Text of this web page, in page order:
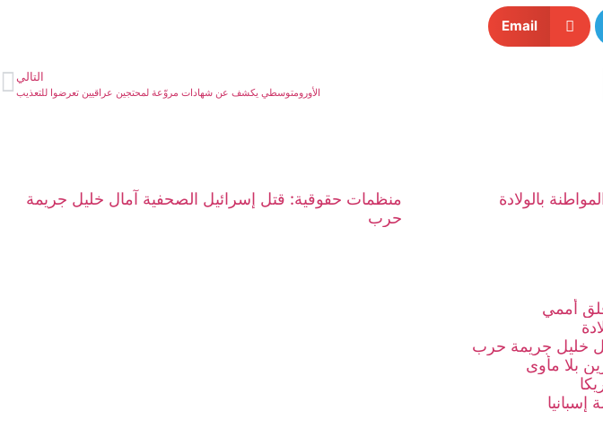
Email
التالي
الأورومتوسطي يكشف عن شهادات مروّعة لمحتجين عراقيين تعرضوا للتعذيب
بالولادة
منظمات حقوقية: قتل إسرائيل الصحفية آمال خليل جريمة
حرب
أممي
خليل جريمة حرب
بلا مأوى